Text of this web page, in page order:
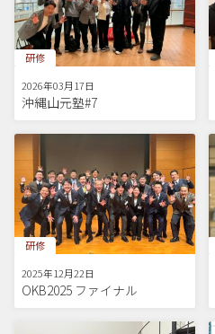
研修
2026年03月17日
沖縄山元塾#7
研修
2025年12月22日
OKB2025 ファイナル